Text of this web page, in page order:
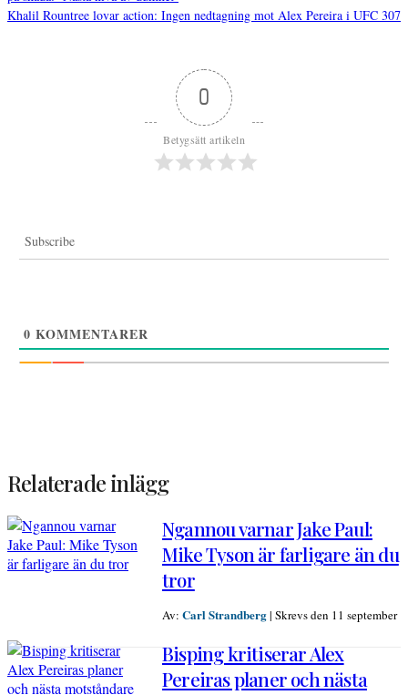
Inläggsnavigering
Khalil Rountree lovar action: Ingen nedtagning mot Alex Pereira i UFC 307
0
Betygsätt artikeln
Subscribe
0 KOMMENTARER
Relaterade inlägg
Ngannou varnar Jake Paul:
Mike Tyson är farligare än du
tror
Av: Carl Strandberg| Skrevs den 11 september
Bisping kritiserar Alex
Pereiras planer och nästa